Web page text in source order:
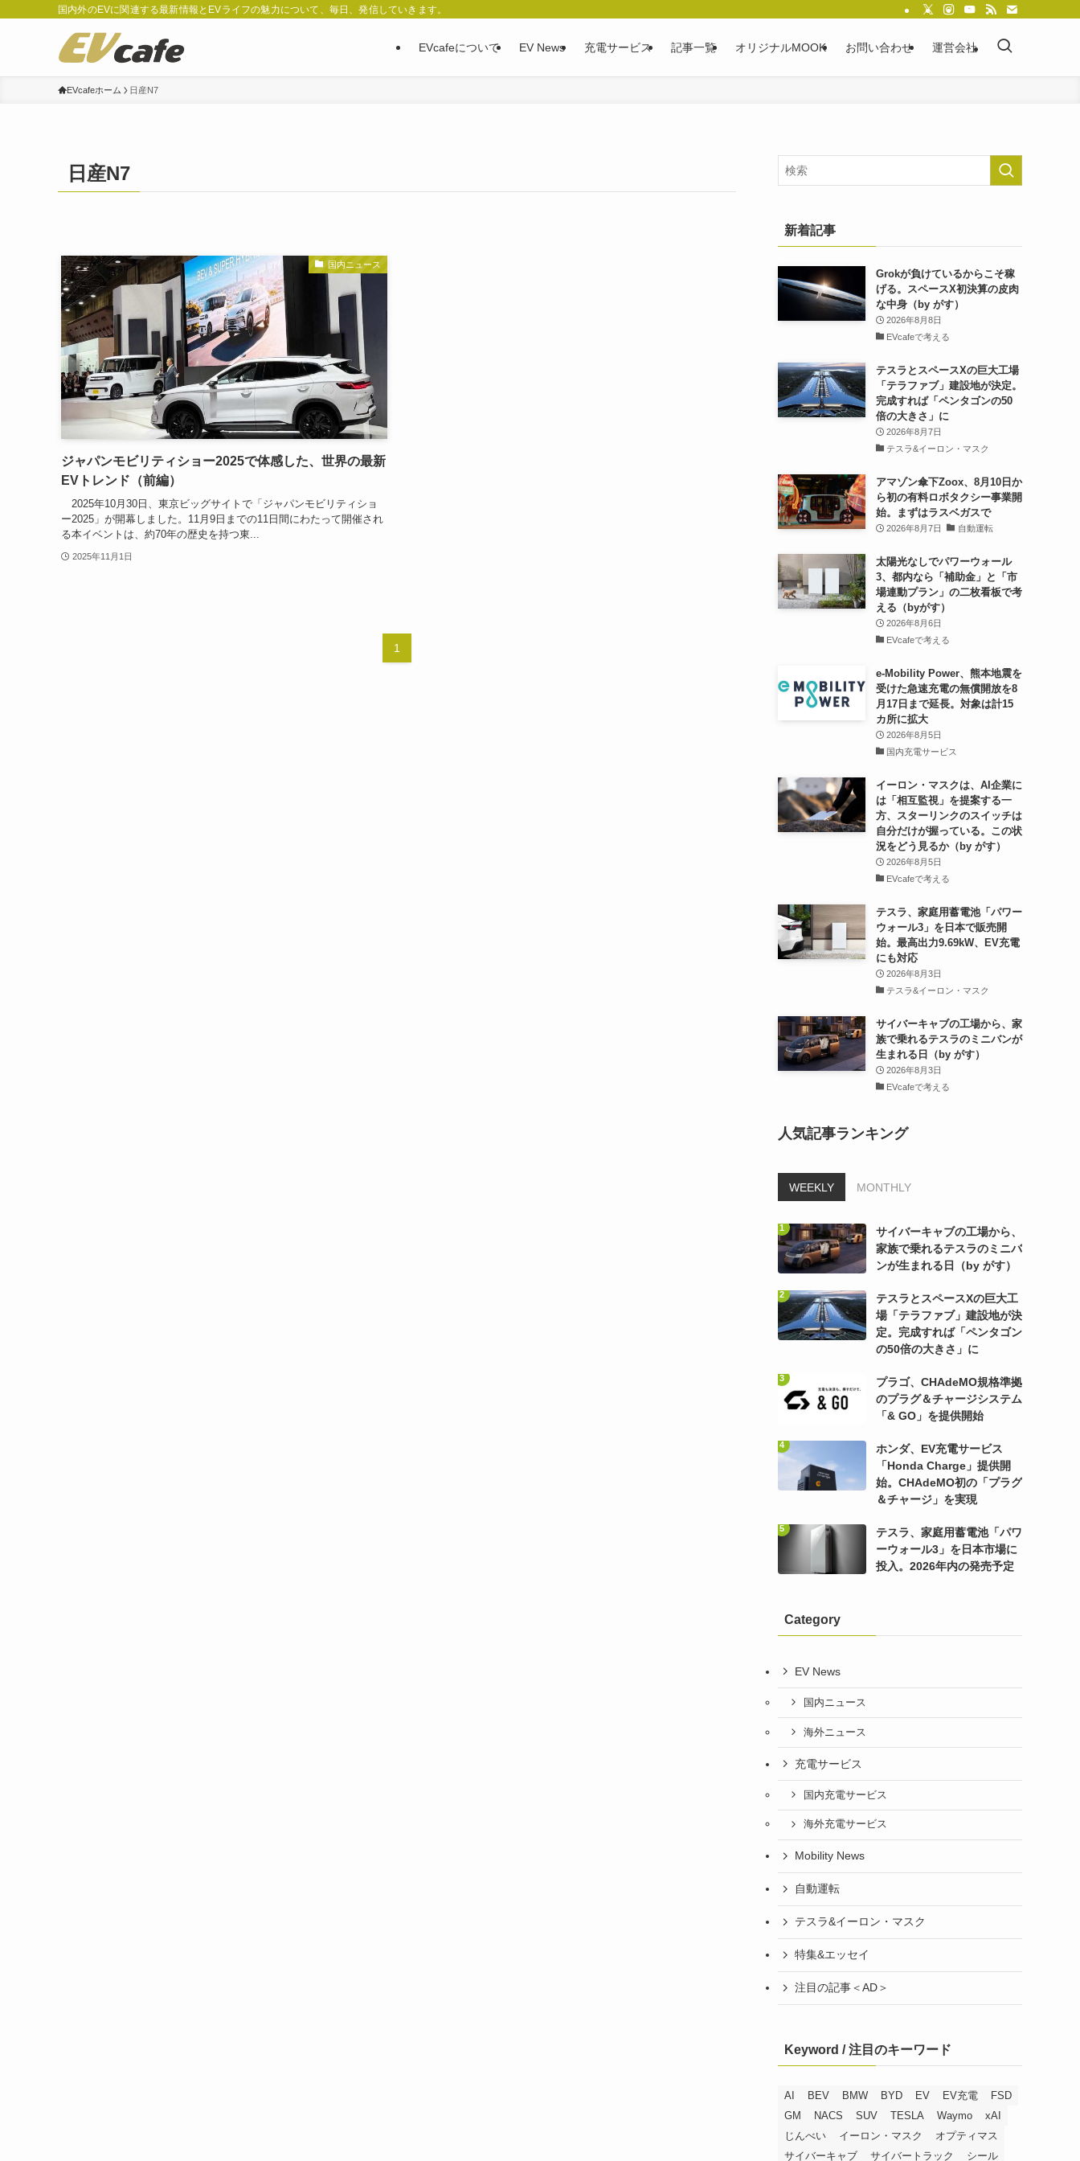
国内外のEVに関連する最新情報とEVライフの魅力について、毎日、発信していきます。
EVcafeについて EV News 充電サービス 記事一覧 オリジナルMOOK お問い合わせ 運営会社
EVcafeホーム 日産N7
日産N7
国内ニュース
ジャパンモビリティショー2025で体感した、世界の最新
EVトレンド（前編）
2025年10月30日、東京ビッグサイトで「ジャパンモビリティショ
ー2025」が開幕しました。11月9日までの11日間にわたって開催され
る本イベントは、約70年の歴史を持つ東...
2025年11月1日
1
新着記事
Grokが負けているからこそ稼
げる。スペースX初決算の皮肉
な中身（by がす）
2026年8月8日
EVcafeで考える
テスラとスペースXの巨大工場
「テラファブ」建設地が決定。
完成すれば「ペンタゴンの50
倍の大きさ」に
2026年8月7日
テスラ&イーロン・マスク
アマゾン傘下Zoox、8月10日か
ら初の有料ロボタクシー事業開
始。まずはラスベガスで
2026年8月7日 自動運転
太陽光なしでパワーウォール
3、都内なら「補助金」と「市
場連動プラン」の二枚看板で考
える（byがす）
2026年8月6日
EVcafeで考える
e-Mobility Power、熊本地震を
受けた急速充電の無償開放を8
月17日まで延長。対象は計15
カ所に拡大
2026年8月5日
国内充電サービス
イーロン・マスクは、AI企業に
は「相互監視」を提案する一
方、スターリンクのスイッチは
自分だけが握っている。この状
況をどう見るか（by がす）
2026年8月5日
EVcafeで考える
テスラ、家庭用蓄電池「パワー
ウォール3」を日本で販売開
始。最高出力9.69kW、EV充電
にも対応
2026年8月3日
テスラ&イーロン・マスク
サイバーキャブの工場から、家
族で乗れるテスラのミニバンが
生まれる日（by がす）
2026年8月3日
EVcafeで考える
人気記事ランキング
WEEKLY MONTHLY
サイバーキャブの工場から、
家族で乗れるテスラのミニバ
ンが生まれる日（by がす）
テスラとスペースXの巨大工
場「テラファブ」建設地が決
定。完成すれば「ペンタゴン
の50倍の大きさ」に
プラゴ、CHAdeMO規格準拠
のプラグ＆チャージシステム
「& GO」を提供開始
ホンダ、EV充電サービス
「Honda Charge」提供開
始。CHAdeMO初の「プラグ
＆チャージ」を実現
テスラ、家庭用蓄電池「パワ
ーウォール3」を日本市場に
投入。2026年内の発売予定
Category
EV News
国内ニュース
海外ニュース
充電サービス
国内充電サービス
海外充電サービス
Mobility News
自動運転
テスラ&イーロン・マスク
特集&エッセイ
注目の記事＜AD＞
Keyword / 注目のキーワード
AI BEV BMW BYD EV EV充電
FSD
GM
NACS SUV TESLA Waymo
xAI
じんべい
イーロン・マスク
オプティマス
サイバーキャブ
サイバートラック シール